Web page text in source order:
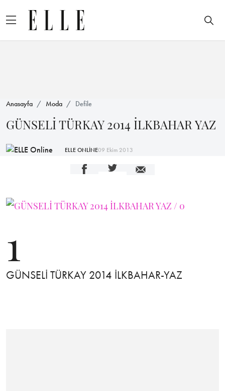
Anasayfa Moda Defile
GÜNSELİ TÜRKAY 2014 İLKBAHAR YAZ
ELLE ONLİNE09 Ekim 2013
1
GÜNSELİ TÜRKAY 2014 İLKBAHAR-YAZ